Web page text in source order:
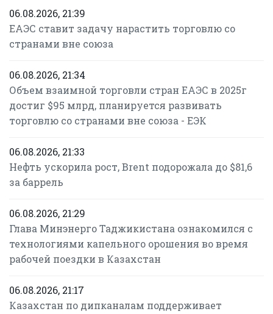
06.08.2026, 21:39
ЕАЭС ставит задачу нарастить торговлю со
странами вне союза
06.08.2026, 21:34
Объем взаимной торговли стран ЕАЭС в 2025г
достиг $95 млрд, планируется развивать
торговлю со странами вне союза - ЕЭК
06.08.2026, 21:33
Нефть ускорила рост, Brent подорожала до $81,6
за баррель
06.08.2026, 21:29
Глава Минэнерго Таджикистана ознакомился с
технологиями капельного орошения во время
рабочей поездки в Казахстан
06.08.2026, 21:17
Казахстан по дипканалам поддерживает